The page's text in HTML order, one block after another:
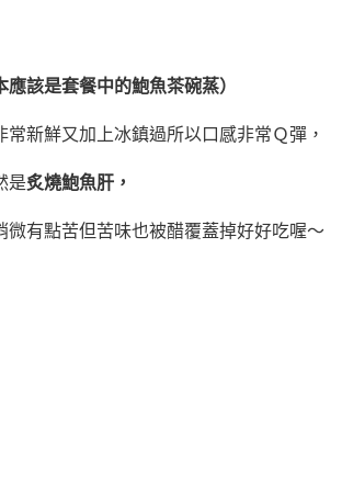
該是套餐中的鮑魚茶碗蒸）
常新鮮又加上冰鎮過所以口感非常Ｑ彈，
是炙燒鮑魚肝 ，
微有點苦但苦味也被醋覆蓋掉好好吃喔～